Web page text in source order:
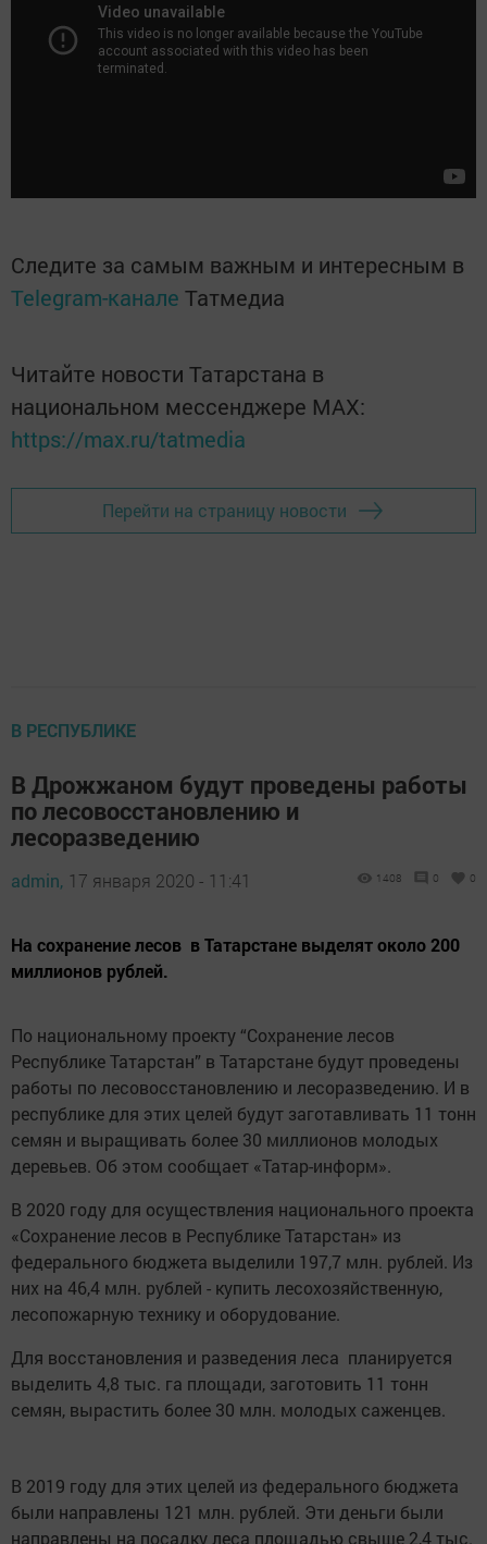
Следите за самым важным и интересным в
Telegram-канале Татмедиа
Читайте новости Татарстана в
национальном мессенджере MАХ:
https://max.ru/tatmedia
Перейти на страницу новости
В РЕСПУБЛИКЕ
В Дрожжаном будут проведены работы
по лесовосстановлению и
лесоразведению
admin, 17 января 2020 - 11:41 1408 0 0
На сохранение лесов в Татарстане выделят около 200
миллионов рублей.
По национальному проекту “Сохранение лесов
Республике Татарстан” в Татарстане будут проведены
работы по лесовосстановлению и лесоразведению. И в
республике для этих целей будут заготавливать 11 тонн
семян и выращивать более 30 миллионов молодых
деревьев. Об этом сообщает «Татар-информ».
В 2020 году для осуществления национального проекта
«Сохранение лесов в Республике Татарстан» из
федерального бюджета выделили 197,7 млн. рублей. Из
них на 46,4 млн. рублей - купить лесохозяйственную,
лесопожарную технику и оборудование.
Для восстановления и разведения леса планируется
выделить 4,8 тыс. га площади, заготовить 11 тонн
семян, вырастить более 30 млн. молодых саженцев.
В 2019 году для этих целей из федерального бюджета
были направлены 121 млн. рублей. Эти деньги были
направлены на посадку леса площадью свыше 2,4 тыс.